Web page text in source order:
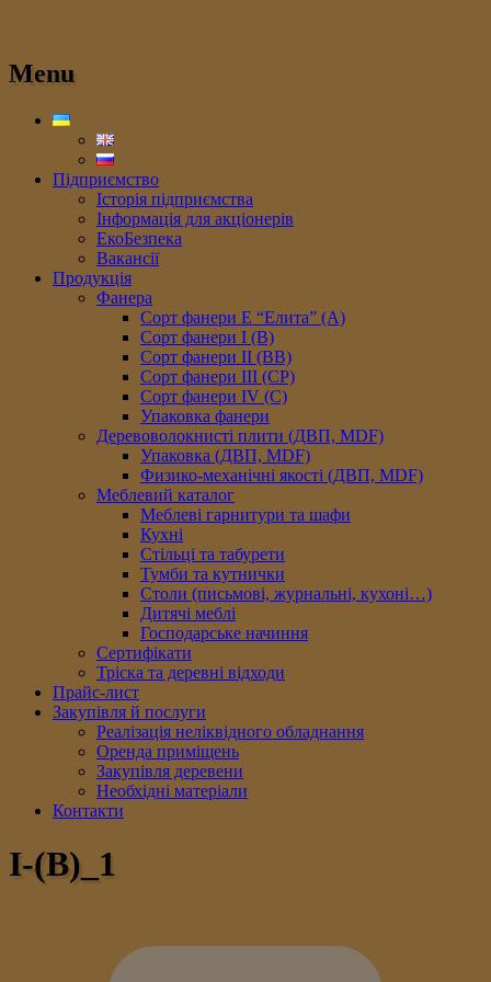
Menu
Підприємство
Історія підприємства
Інформація для акціонерів
ЕкоБезпека
Вакансії
Продукція
Фанера
Сорт фанери E “Елита” (A)
Сорт фанери I (В)
Сорт фанери II (ВB)
Сорт фанери III (CP)
Сорт фанери IV (C)
Упаковка фанери
Деревоволокнисті плити (ДВП, MDF)
Упаковка (ДВП, MDF)
Физико-механічні якості (ДВП, MDF)
Меблевий каталог
Меблеві гарнитури та шафи
Кухні
Стільці та табурети
Тумби та кутнички
Столи (письмові, журнальні, кухоні…)
Дитячі меблі
Господарське начиння
Сертифікати
Тріска та деревні відходи
Прайс-лист
Закупівля й послуги
Реалізація неліквідного обладнання
Оренда приміщень
Закупівля деревени
Необхідні матеріали
Контакти
I-(В)_1